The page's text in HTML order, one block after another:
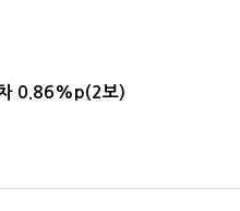
0.86%p(2보)